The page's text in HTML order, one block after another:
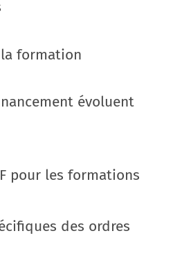
formation
évoluent
pour les formations
des ordres